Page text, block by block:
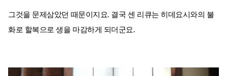
그것을 문제삼았던 때문이지요. 결국 센 리큐는 히데요시와의 불
화로 할복으로 생을 마감하게 되더군요.